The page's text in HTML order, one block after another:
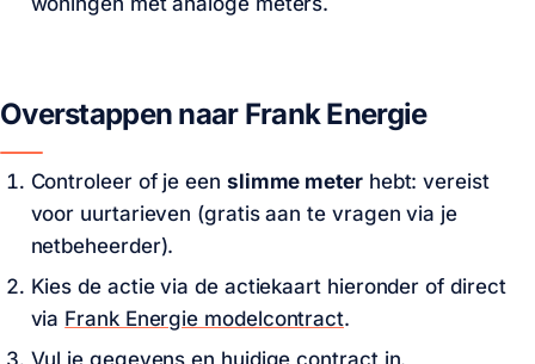
Overstappen naar Frank Energie
Controleer of je een slimme meterhebt: vereist
voor uurtarieven (gratis aan te vragen via je
netbeheerder).
Kies de actie via de actiekaart hieronder of direct
via Frank Energie modelcontract.
Vul je gegevens en huidige contract in.